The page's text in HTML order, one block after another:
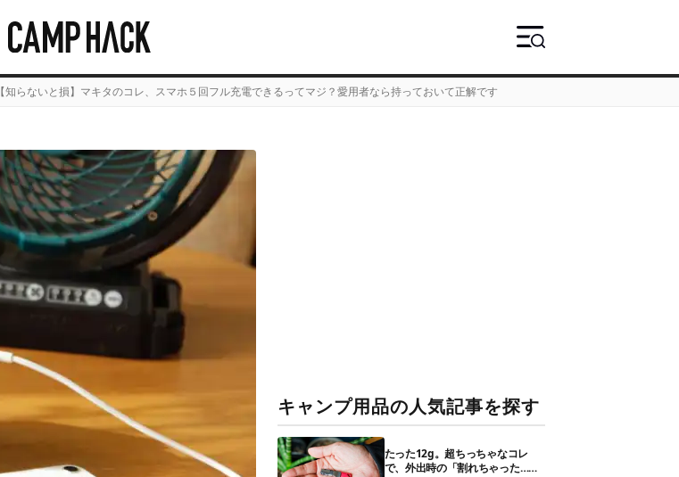
【知らないと損】マキタのコレ、スマホ５回フル充電できるってマジ？愛用者なら持っておいて正解です
キャンプ用品の人気記事を探す
たった12g。超ちっちゃなコレ
で、外出時の「割れちゃった…」